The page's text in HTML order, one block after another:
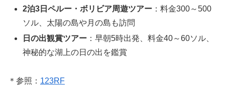
2泊3日ペルー・ボリビア周遊ツアー ：料金300～500
ソル、太陽の島や月の島も訪問
日の出観賞ツアー ：早朝5時出発、料金40～60ソル、
神秘的な湖上の日の出を鑑賞
＊参照： 123RF